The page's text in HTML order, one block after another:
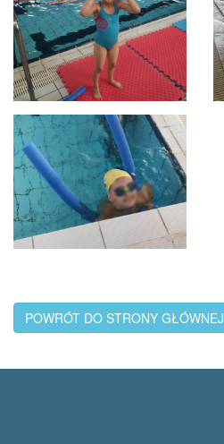
POWRÓT DO STRONY GŁÓWNEJ